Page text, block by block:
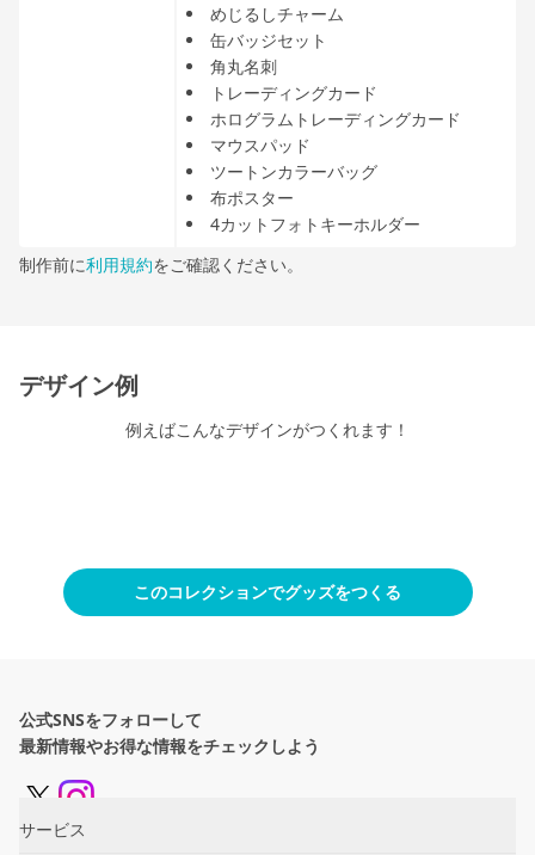
めじるしチャーム
缶バッジセット
角丸名刺
トレーディングカード
ホログラムトレーディングカード
マウスパッド
ツートンカラーバッグ
布ポスター
4カットフォトキーホルダー
制作前に利用規約をご確認ください。
デザイン例
例えばこんなデザインがつくれます！
このコレクションでグッズをつくる
公式SNSをフォローして
最新情報やお得な情報をチェックしよう
サービス